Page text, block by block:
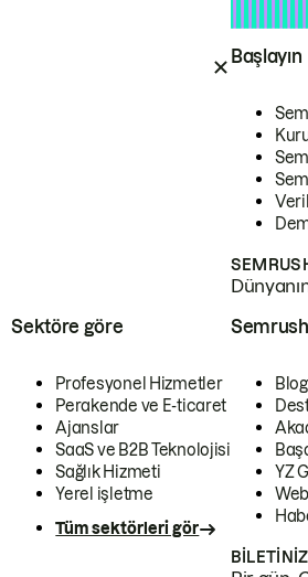
Başlayın
Sektöre göre
Profesyonel Hizmetler
Perakende ve E-ticaret
Ajanslar
SaaS ve B2B Teknolojisi
Sağlık Hizmeti
Yerel işletme
Tüm sektörleri gör
Blog
YZ